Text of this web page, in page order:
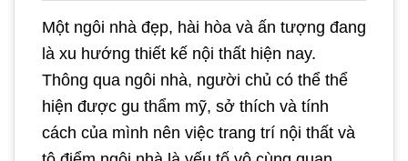
Một ngôi nhà đẹp, hài hòa và ấn tượng đang
là xu hướng thiết kế nội thất hiện nay.
Thông qua ngôi nhà, người chủ có thể thể
hiện được gu thẩm mỹ, sở thích và tính
cách của mình nên việc trang trí nội thất và